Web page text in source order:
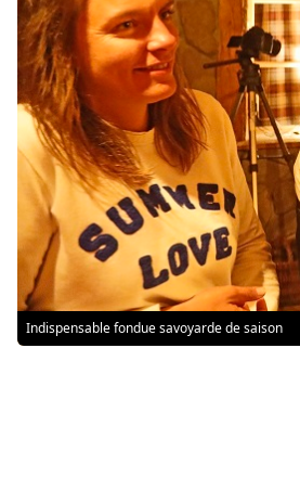
Indispensable fondue savoyarde de saison